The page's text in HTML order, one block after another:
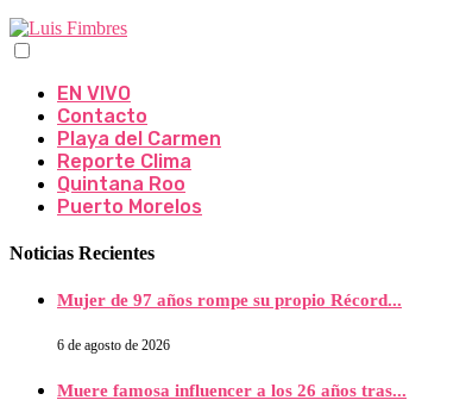
EN VIVO
Contacto
Playa del Carmen
Reporte Clima
Quintana Roo
Puerto Morelos
Noticias Recientes
Mujer de 97 años rompe su propio Récord...
6 de agosto de 2026
Muere famosa influencer a los 26 años tras...